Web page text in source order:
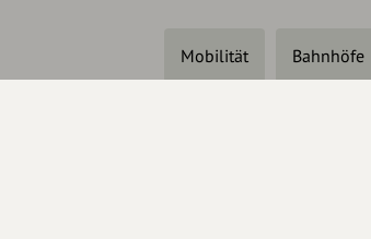
Mobilität Bahnhöfe